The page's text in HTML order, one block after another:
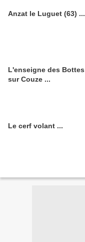
Anzat le Luguet (63) ...
L'enseigne des
sur Couze ...
Le cerf volant ...